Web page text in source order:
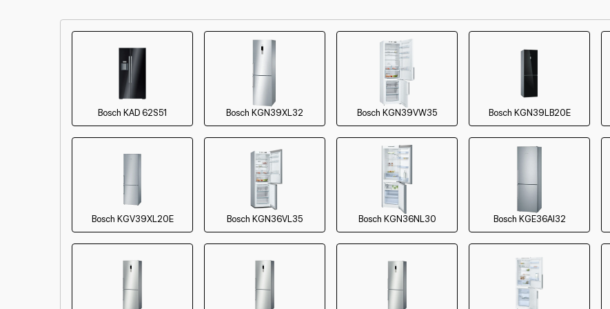
Замена нагревателя оттайки 500 р
Bosch KAD 62S51 Bosch KGN39XL32 Bosch KGN39VW35 Bosch KGN39LB20E
Bosch KGV39XL20E Bosch KGN36VL35 Bosch KGN36NL30 Bosch KGE36AI32